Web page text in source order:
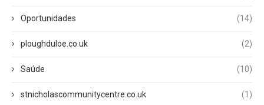
Oportunidades (14)
ploughduloe.co.uk (2)
Saúde (10)
stnicholascommunitycentre.co.uk (1)